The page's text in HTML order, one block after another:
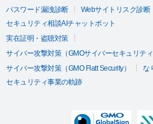
パスワード漏洩診断
Webサイトリスク診断
セキュリティ相談AIチャットボット
実在証明・盗聴対策
サイバー攻撃対策（GMOサイバーセキュリティ
サイバー攻撃対策（GMO Flatt Security）
な
セキュリティ事業の軌跡